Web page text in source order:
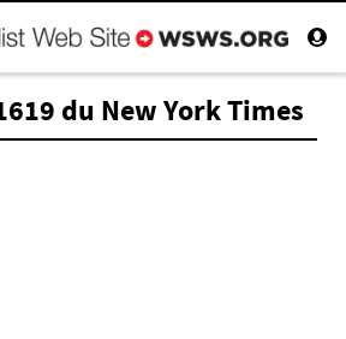
du New York Times